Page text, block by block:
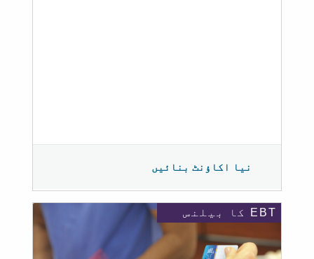
نیا اکاؤنٹ بنائیں
EBT کا بیلنس